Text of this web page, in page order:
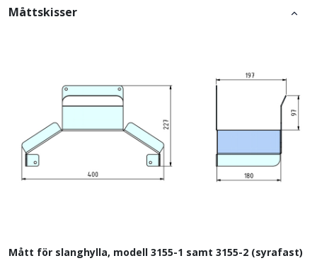
Måttskisser
Mått för slanghylla, modell 3155-1 samt 3155-2 (syrafast)